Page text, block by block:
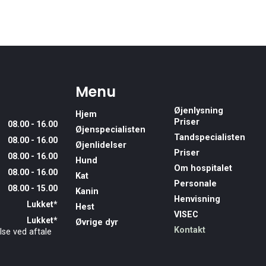
08.00 - 16.00
08.00 - 16.00
08.00 - 16.00
08.00 - 16.00
08.00 - 15.00
Lukket*
Lukket*
ved aftale
Menu
Hjem
Øjenspecialisten
Øjenlidelser
Hund
Kat
Kanin
Hest
Øvrige dyr
Øjenlysning
Priser
Tandspecialisten
Priser
Om hospitalet
Personale
Henvisning
VISEC
Kontakt